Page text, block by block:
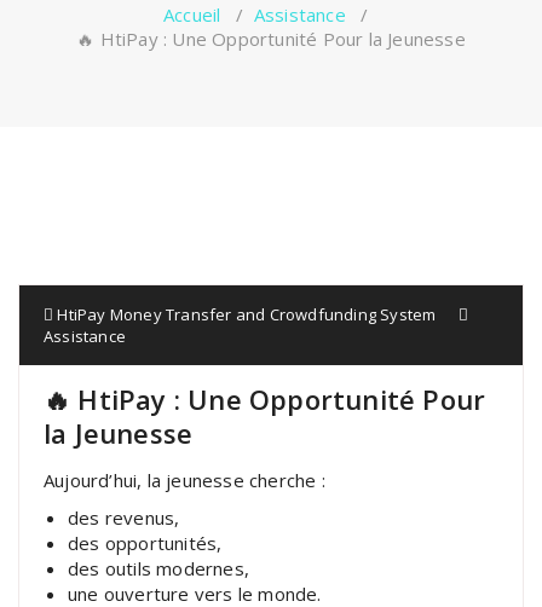
Accueil / Assistance /
🔥 HtiPay : Une Opportunité Pour la Jeunesse
HtiPay Money Transfer and Crowdfunding System
Assistance
🔥 HtiPay : Une Opportunité Pour
la Jeunesse
Aujourd’hui, la jeunesse cherche :
des revenus,
des opportunités,
des outils modernes,
une ouverture vers le monde.